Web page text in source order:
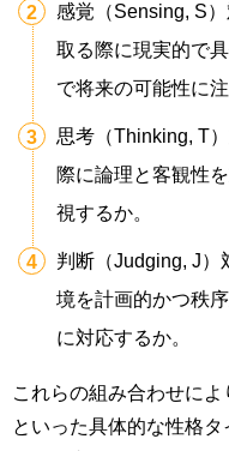
感覚（Sensing, S
取る際に現実的で
で将来の可能性に注
思考（Thinking, T
際に論理と客観性
視するか。
判断（Judging, J）
境を計画的かつ秩
に対応するか。
これらの組み合わせによ
といった具体的な性格タ